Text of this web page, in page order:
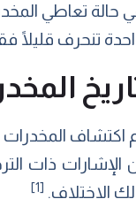
حالة تعاطي
تنحرف قليلًا
الإشارات ذات
الاختلاف. [1]